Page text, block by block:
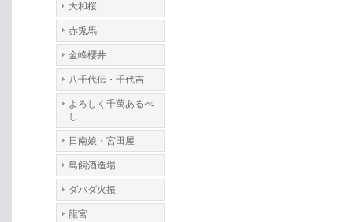
大和桜
赤兎馬
金峰櫻井
八千代伝・千代吉
よろしく千萬あるべ
し
日南娘・宮田屋
鳥飼酒造場
ダバダ火振
龍宮